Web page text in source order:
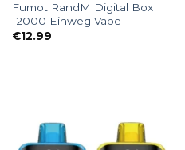
Fumot RandM Digital Box
12000 Einweg Vape
€12.99